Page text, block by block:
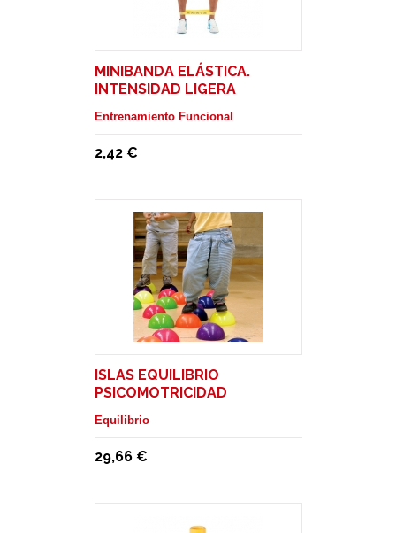
MINIBANDA ELÁSTICA.
INTENSIDAD LIGERA
Entrenamiento Funcional
2,42 €
ISLAS EQUILIBRIO
PSICOMOTRICIDAD
Equilibrio
29,66 €